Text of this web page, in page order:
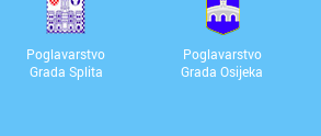
Poglavarstvo
Grada Splita
Poglavarstvo
Grada Osijeka